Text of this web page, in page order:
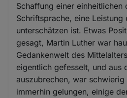
Schaffung einer einheitlichen
Schriftsprache, eine Leistung
unterschätzen ist. Etwas
gesagt, Martin Luther war
Gedankenwelt des
eigentlich gefesselt, und aus
auszubrechen, war
immerhin gelungen, einige